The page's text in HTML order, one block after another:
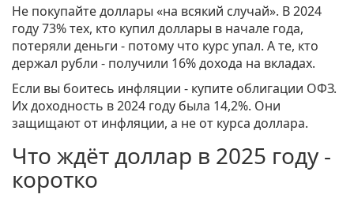
Не покупайте доллары «на всякий случай». В 2024
году 73% тех, кто купил доллары в начале года,
потеряли деньги - потому что курс упал. А те, кто
держал рубли - получили 16% дохода на вкладах.
Если вы боитесь инфляции - купите облигации ОФЗ.
Их доходность в 2024 году была 14,2%. Они
защищают от инфляции, а не от курса доллара.
Что ждёт доллар в 2025 году -
коротко